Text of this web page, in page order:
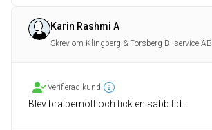
Karin Rashmi A
Skrev om Klingberg & Forsberg Bilservice AB
Verifierad kund
Blev bra bemött och fick en sabb tid.